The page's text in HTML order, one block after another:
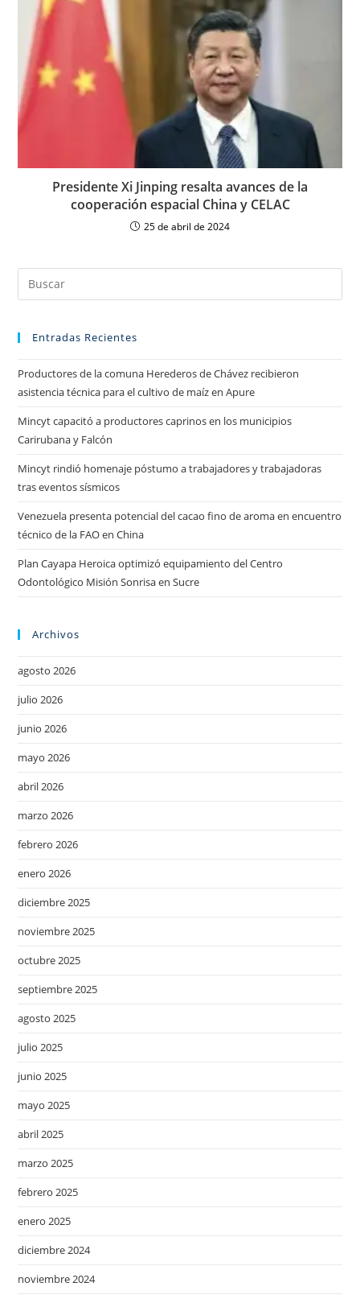
Presidente Xi Jinping resalta avances de la
cooperación espacial China y CELAC
25 de abril de 2024
Entradas Recientes
Productores de la comuna Herederos de Chávez recibieron
asistencia técnica para el cultivo de maíz en Apure
Mincyt capacitó a productores caprinos en los municipios
Carirubana y Falcón
Mincyt rindió homenaje póstumo a trabajadores y trabajadoras
tras eventos sísmicos
Venezuela presenta potencial del cacao fino de aroma en encuentro
técnico de la FAO en China
Plan Cayapa Heroica optimizó equipamiento del Centro
Odontológico Misión Sonrisa en Sucre
Archivos
agosto 2026
julio 2026
junio 2026
mayo 2026
abril 2026
marzo 2026
febrero 2026
enero 2026
diciembre 2025
noviembre 2025
octubre 2025
septiembre 2025
agosto 2025
julio 2025
junio 2025
mayo 2025
abril 2025
marzo 2025
febrero 2025
enero 2025
diciembre 2024
noviembre 2024